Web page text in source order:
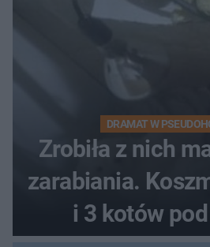
DRAMAT W
Zrobiła z nich
zarabiania.
i 3 kotów